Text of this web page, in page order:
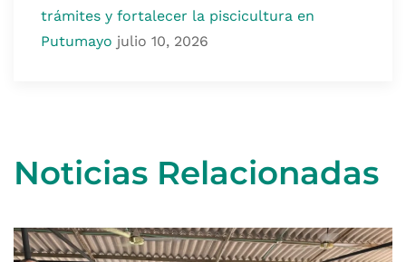
trámites y fortalecer la piscicultura en
Putumayo julio 10, 2026
Noticias Relacionadas